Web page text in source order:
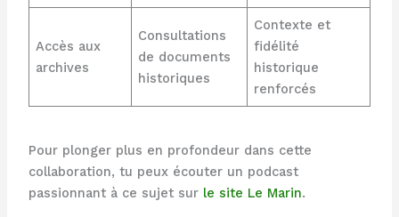
Accès aux
archives
Consultations
de documents
historiques
Contexte et
fidélité
historique
renforcés
Pour plonger plus en profondeur dans cette
collaboration, tu peux écouter un podcast
passionnant à ce sujet sur le site Le Marin.